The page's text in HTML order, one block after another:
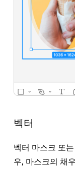
벡터
벡터 마스크 또
우, 마스크의 채